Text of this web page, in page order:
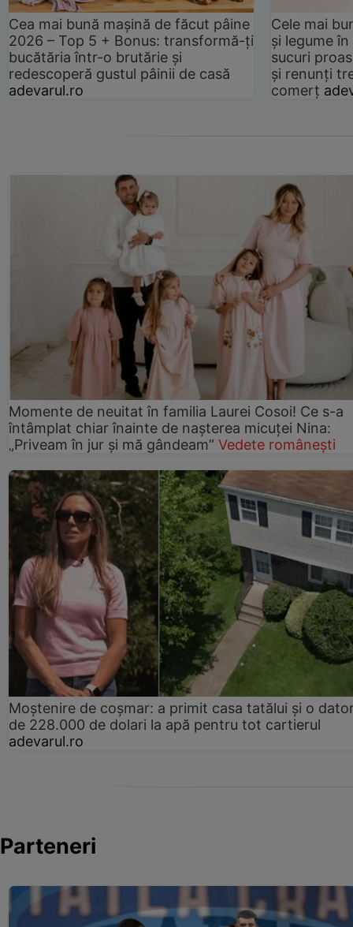
Cea mai bună mașină de făcut pâine
2026 – Top 5 + Bonus: transformă-ți
bucătăria într-o brutărie și
redescoperă gustul pâinii de casă
adevarul.ro
Cele mai
și legume
sucuri
și renunți
comerț
Momente de neuitat în familia Laurei Cosoi! Ce s-a
întâmplat chiar înainte de nașterea micuței Nina:
„Priveam în jur și mă gândeam” Vedete românești
Moștenire de coșmar: a primit casa tatălui și o
de 228.000 de dolari la apă pentru tot cartierul
adevarul.ro
Parteneri